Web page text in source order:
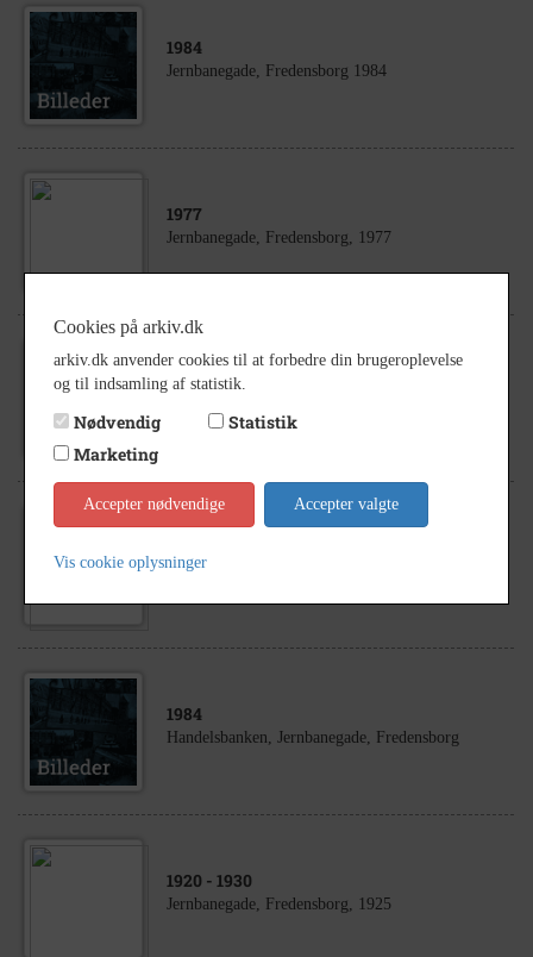
1984
Jernbanegade, Fredensborg 1984
1977
Jernbanegade, Fredensborg, 1977
1984
1969- 1970
Jernbanegade 1, Fredensborg, "Acacia" Blomster.
1984
Handelsbanken, Jernbanegade, Fredensborg
1920 - 1930
Jernbanegade, Fredensborg, 1925
Cookies på arkiv.dk
arkiv.dk anvender cookies til at forbedre din brugeroplevelse
og til indsamling af statistik.
Nødvendig
Statistik
Marketing
Accepter nødvendige Accepter valgte
Vis cookie oplysninger